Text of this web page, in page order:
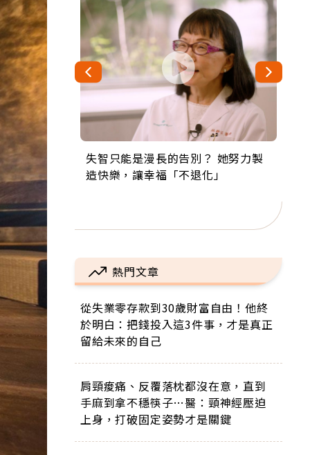
失智只能是漫長的告別？ 她努力製
造快樂，讓幸福「不退化」
來自剛果的巧克力神父 為台灣奉獻
36年 「台灣是我的家，我連作夢都
63歲卸矽谷副總、搬回台灣找快
樂！「蛋黃哥小丑」走進安養院，
104歲打破金氏世界紀錄 成為全球
最年長羽球選手，分享長壽的秘密
事業巔峰他選擇追夢…黑手阿伯拉
小提琴還登上小巨蛋！連CNN都大
熱門文章
從失業零存款到30歲財富自由！他終
於明白：把錢投入這3件事，才是真正
留給未來的自己
肩頸痠痛、反覆落枕都沒在意，直到
手麻到拿不穩筷子…醫：頸神經壓迫
上身，打破固定姿勢才是關鍵